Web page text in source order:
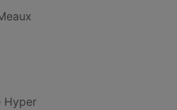
Hyper